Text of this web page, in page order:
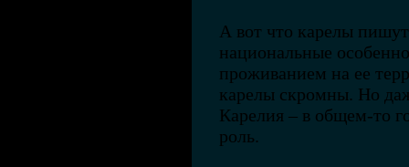
А вот что карелы
национальные
проживанием на ее
карелы скромны. Но
Карелия – в общем-то
роль.